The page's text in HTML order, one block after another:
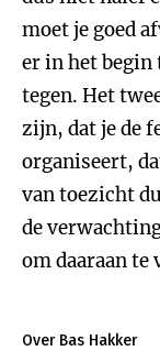
moet je goed
er in het
tegen. Het
zijn, dat je de
organiseert,
van toezicht
de
om daaraan te
Over Bas Hakker